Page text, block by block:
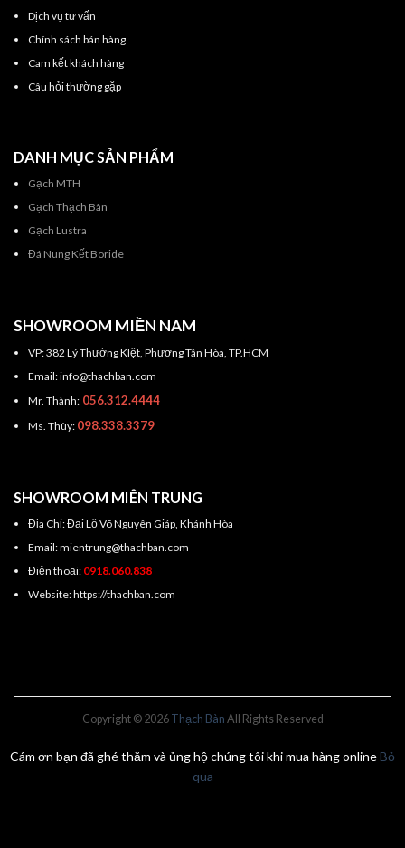
Dịch vụ tư vấn
Chính sách bán hàng
Cam kết khách hàng
Câu hỏi thường gặp
DANH MỤC SẢN PHẨM
Gạch MTH
Gạch Thạch Bàn
Gạch Lustra
Đá Nung Kết Boride
SHOWROOM MIỀN NAM
VP: 382 Lý Thường KIệt, Phương Tân Hòa, TP.HCM
Email: info@thachban.com
Mr. Thành:056.312.4444
Ms. Thùy: 098.338.3379
SHOWROOM MIÊN TRUNG
Địa Chỉ: Đại Lộ Võ Nguyên Giáp, Khánh Hòa
Email: mientrung@thachban.com
Điện thoại: 0918.060.838
Website: https://thachban.com
Copyright © 2026 Thạch Bàn All Rights Reserved
Cám ơn bạn đã ghé thăm và ủng hộ chúng tôi khi mua hàng online Bỏ
qua